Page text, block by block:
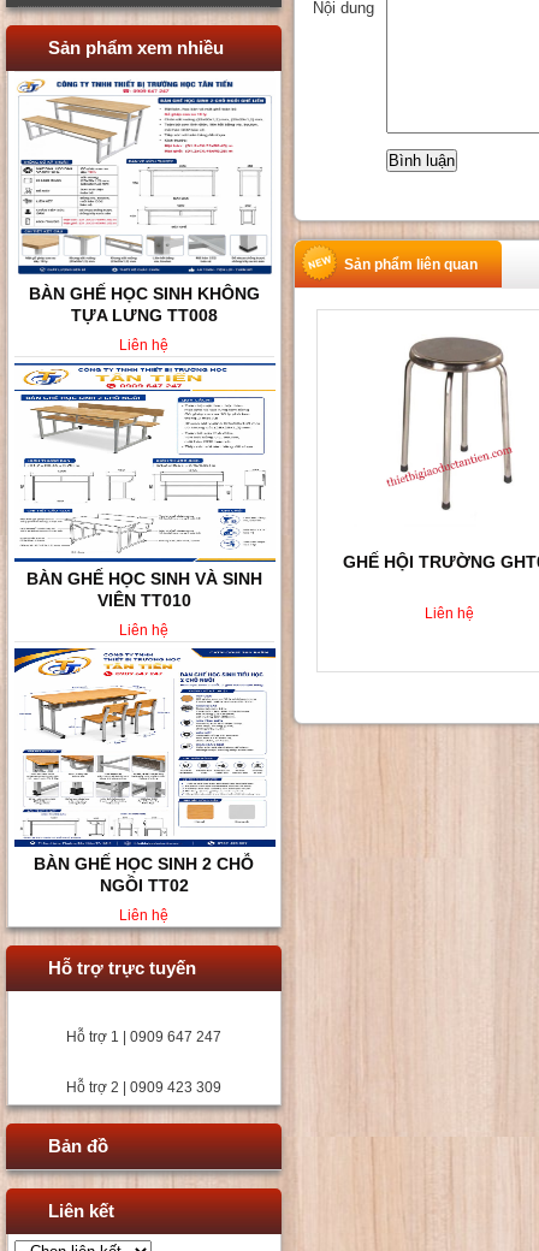
Sản phẩm xem nhiều
BÀN GHẾ HỌC SINH KHÔNG
TỰA LƯNG TT008
Liên hệ
BÀN GHẾ HỌC SINH VÀ SINH
VIÊN TT010
Liên hệ
BÀN GHẾ HỌC SINH 2 CHỖ
NGỒI TT02
Liên hệ
Hỗ trợ trực tuyến
Hỗ trợ 1 | 0909 647 247
Hỗ trợ 2 | 0909 423 309
Bản đồ
Liên kết
Nội dung
Sản phẩm liên quan
GHẾ HỘI TRƯỜNG
Liên hệ